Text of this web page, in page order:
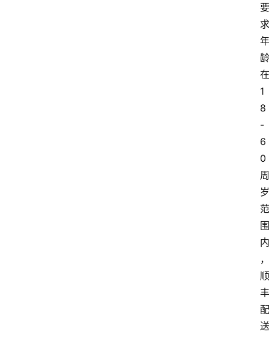
要
求
年
龄
在
1
8
-
6
0
周
岁
范
围
内
，
顺
丰
配
送